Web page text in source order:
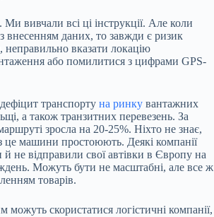
вивчали всі ці інструкції. Але коли
внесенням даних, то завжди є ризик
вказати локацію
або помилитися з цифрами GPS-
транспорту на ринку вантажних
а також транзитних перевезень. За
зросла на 20-25%. Ніхто не знає,
це машини простоюють. Деякі компанії
не відправили свої автівки в Європу на
Можуть бути не масштабні, але все ж
товарів.
можуть скористатися логістичні компанії,